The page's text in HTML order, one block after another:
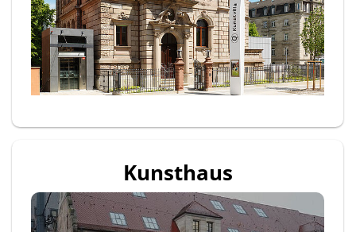
Kunsthaus